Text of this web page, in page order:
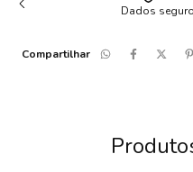
Dados
Compartilhar